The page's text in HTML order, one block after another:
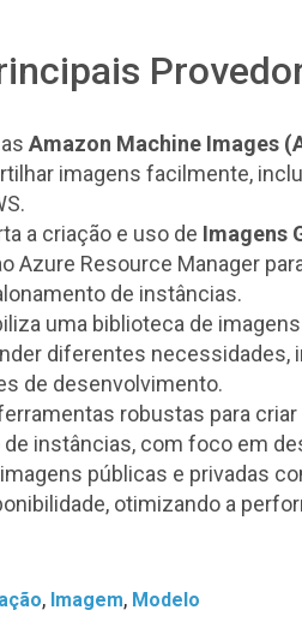
asAmazon Machine Images
imagens facilmente,
a criação e uso de Imagens
Azure Resource Manager
de instâncias.
uma biblioteca de
diferentes necessidades,
de desenvolvimento.
robustas para
instâncias, com foco em
públicas e privadas
otimizando a
, Imagem, Modelo